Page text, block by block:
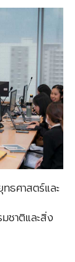
ธศาสตร์และ
ชาติและสิ่ง